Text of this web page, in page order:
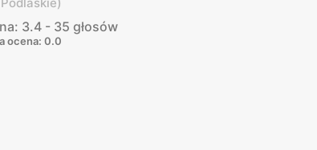
3.4 - 35 głosów
ocena: 0.0